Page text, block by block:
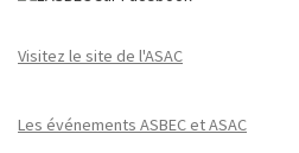
Visitez le site de l'ASAC
Les événements ASBEC et ASAC